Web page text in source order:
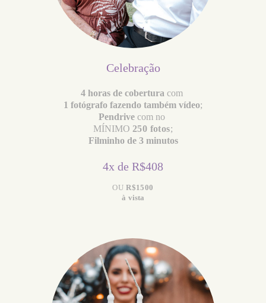
Celebração
4 horas de cobertura com
1 fotógrafo fazendo também vídeo;
Pendrive com no
MÍNIMO 250 fotos;
Filminho de 3 minutos
4x de R$408
OUR$1500
à vista